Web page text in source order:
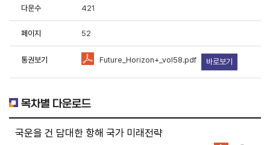
한 연구성과물로 저작권 및 이용조건 등을 준수하여 활용해 주시
이용 동의서 및 사용목적 등에 응답 부탁드립니다.
원 연구성과물 활용 현황 및 서비스 분석을 위한 기초자료로 활용
구원에서 제공하는 저작물을 이용하였음을 명시할 것을
다운수 421
페이지 52
통권보기 Future_Horizon+_vol58.pdf 바로보기
목차별 다운로드
국운을 건 담대한 항해 국가 미래전략